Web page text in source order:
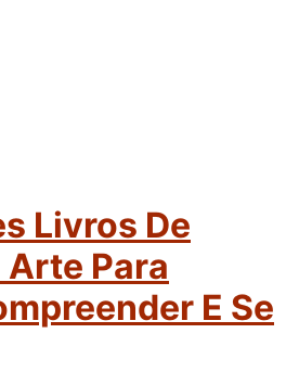
Livros De
Para
E Se